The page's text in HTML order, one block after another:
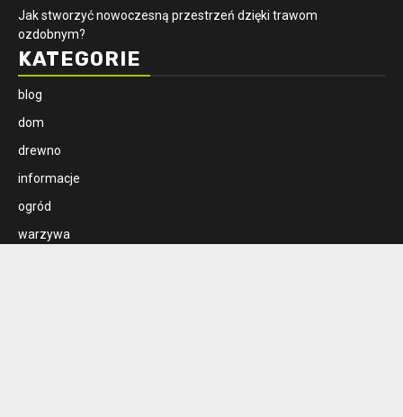
Jak stworzyć nowoczesną przestrzeń dzięki trawom
ozdobnym?
KATEGORIE
blog
dom
drewno
informacje
ogród
warzywa